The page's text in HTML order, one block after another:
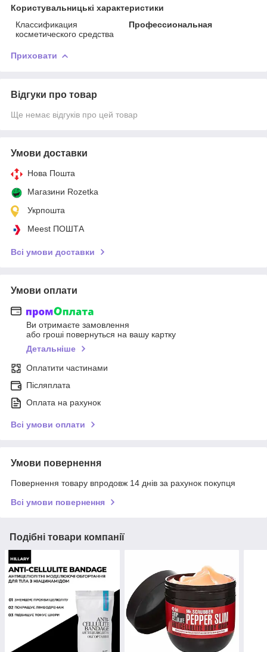
Користувальницькі характеристики
Классификация
косметического средства
Профессиональная
Приховати
Відгуки про товар
Ще немає відгуків про цей товар
Умови доставки
Нова Пошта
Магазини Rozetka
Укрпошта
Meest ПОШТА
Всі умови доставки
Умови оплати
Ви отримаєте замовлення
або гроші повернуться на вашу картку
Детальніше
Оплатити частинами
Післяплата
Оплата на рахунок
Всі умови оплати
Умови повернення
Повернення товару впродовж 14 днів за рахунок покупця
Всі умови повернення
Подібні товари компанії